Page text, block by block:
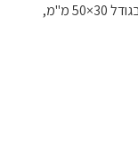
המוצר כולל 225 מדבקות צהובות של NIIMBOT בגודל 30×50 מ"מ,